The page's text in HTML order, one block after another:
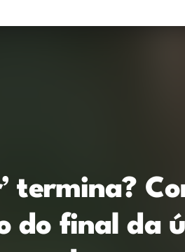
termina?
do final da